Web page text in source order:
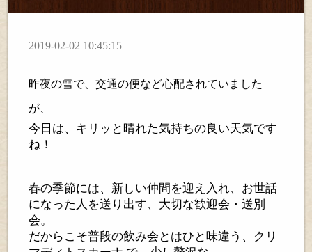
2019-02-02 10:45:15
昨夜の雪で、交通の便など心配されていました
が、
今日は、キリッと晴れた気持ちの良い天気です
ね！
春の季節には、新しい仲間を迎え入れ、お世話
になった人を送り出す、大切な歓迎会・送別
会。
だからこそ普段の飲み会とはひと味違う、クリ